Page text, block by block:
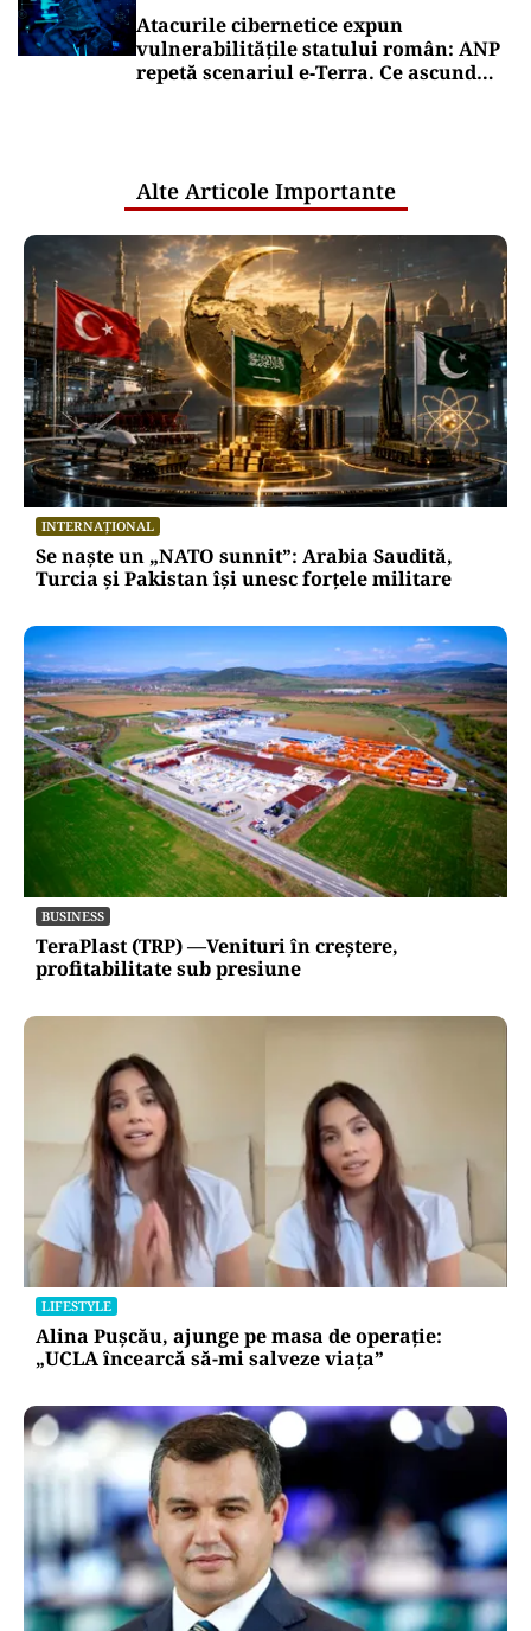
Atacurile cibernetice expun
vulnerabilitățile statului român: ANP
repetă scenariul e‑Terra. Ce ascund
Alte Articole Importante
INTERNAȚIONAL
Se naște un „NATO sunnit”: Arabia Saudită,
Turcia și Pakistan își unesc forțele militare
BUSINESS
TeraPlast (TRP) —Venituri în creștere,
profitabilitate sub presiune
LIFESTYLE
Alina Pușcău, ajunge pe masa de operație:
„UCLA încearcă să-mi salveze viața”